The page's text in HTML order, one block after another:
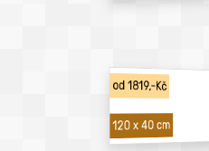
od 1819,-Kč
120 x 40 cm